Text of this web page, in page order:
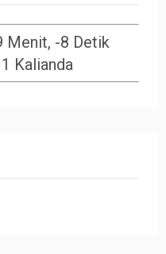
Menit, -8 Detik
Kalianda